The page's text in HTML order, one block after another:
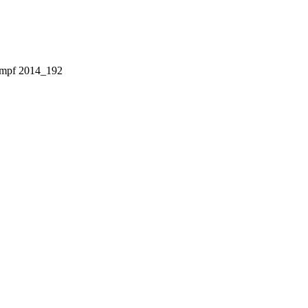
2014_192